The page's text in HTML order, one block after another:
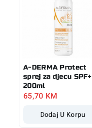
A-DERMA Protect
sprej za djecu SPF+
200ml
65,70 KM
Dodaj U Korpu